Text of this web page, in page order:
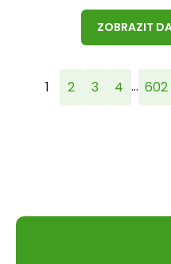
ZOBRAZIT
1 2 3 4 ... 602